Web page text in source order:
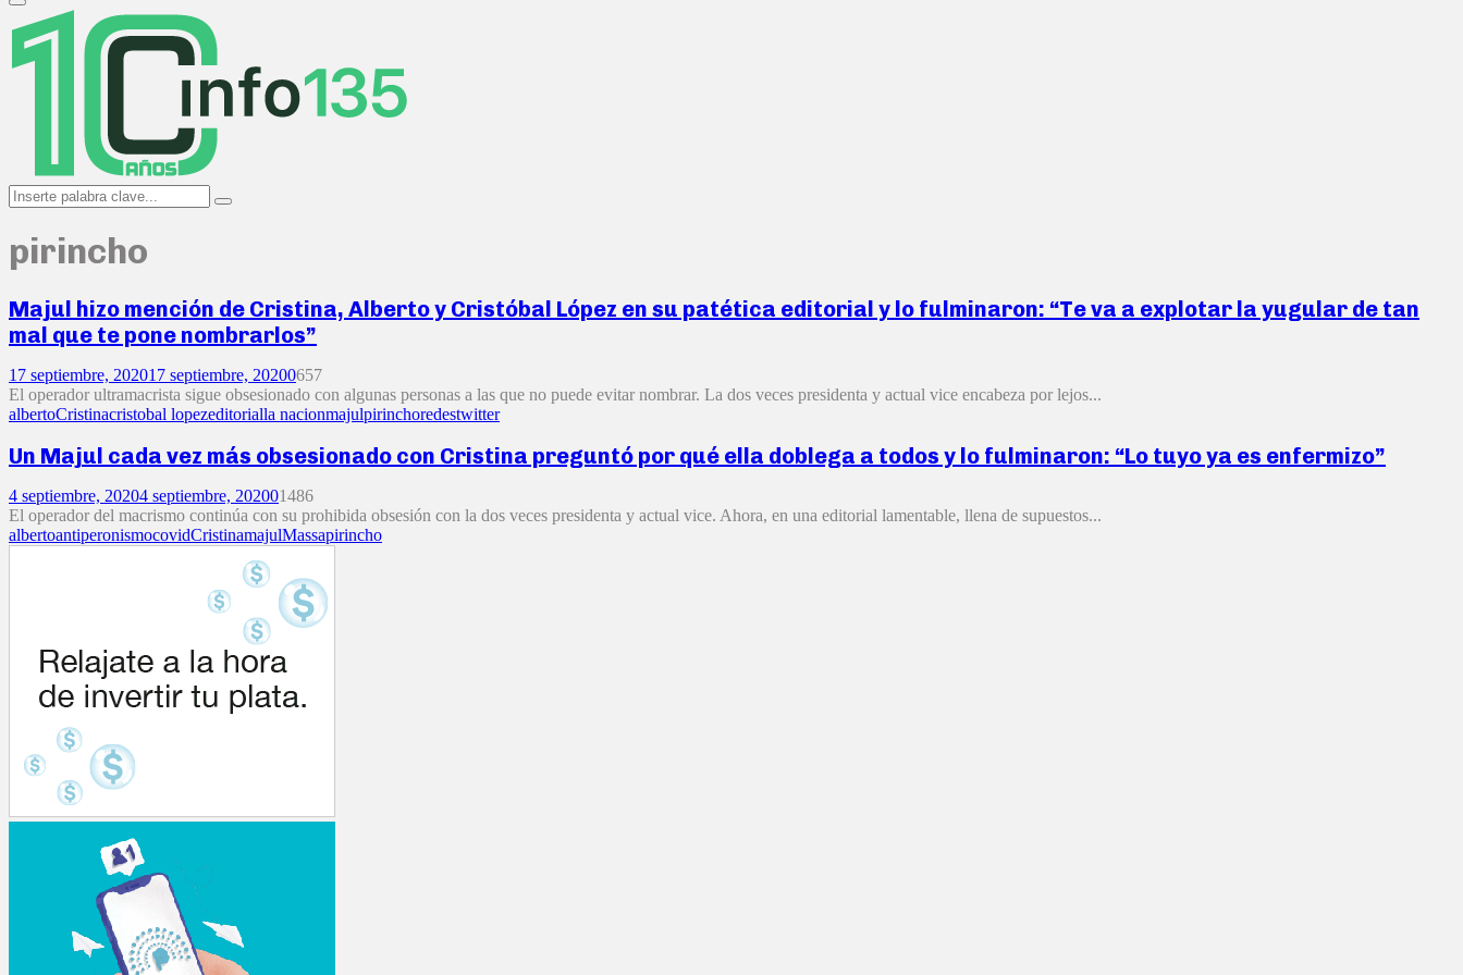
Primary
Menu
Search
for:
Search
pirincho
Majul hizo mención de Cristina, Alberto y Cristóbal López en su patética editorial y lo fulminaron: “Te va a explotar la yugular de tan
mal que te pone nombrarlos”
17 septiembre, 202017 septiembre, 20200657
El operador ultramacrista sigue obsesionado con algunas personas a las que no puede evitar nombrar. La dos veces presidenta y actual vice encabeza por lejos...
albertoCristinacristobal lopezeditorialla nacionmajulpirinchoredestwitter
Un Majul cada vez más obsesionado con Cristina preguntó por qué ella doblega a todos y lo fulminaron: “Lo tuyo ya es enfermizo”
4 septiembre, 20204 septiembre, 202001486
El operador del macrismo continúa con su prohibida obsesión con la dos veces presidenta y actual vice. Ahora, en una editorial lamentable, llena de supuestos...
albertoantiperonismocovidCristinamajulMassapirincho